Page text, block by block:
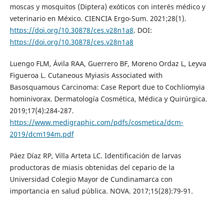
moscas y mosquitos (Diptera) exóticos con interés médico y
veterinario en México. CIENCIA Ergo-Sum. 2021;28(1).
https://doi.org/10.30878/ces.v28n1a8. DOI:
https://doi.org/10.30878/ces.v28n1a8
Luengo FLM, Ávila RAA, Guerrero BF, Moreno Ordaz L, Leyva
Figueroa L. Cutaneous Myiasis Associated with
Basosquamous Carcinoma: Case Report due to Cochliomyia
hominivorax. Dermatología Cosmética, Médica y Quirúrgica.
2019;17(4):284-287.
https://www.medigraphic.com/pdfs/cosmetica/dcm-
2019/dcm194m.pdf
Páez Díaz RP, Villa Arteta LC. Identificación de larvas
productoras de miasis obtenidas del cepario de la
Universidad Colegio Mayor de Cundinamarca con
importancia en salud pública. NOVA. 2017;15(28):79-91.